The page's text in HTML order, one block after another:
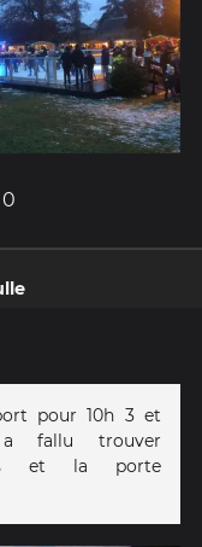
0
pour 10h 3 et
fallu trouver
et la porte